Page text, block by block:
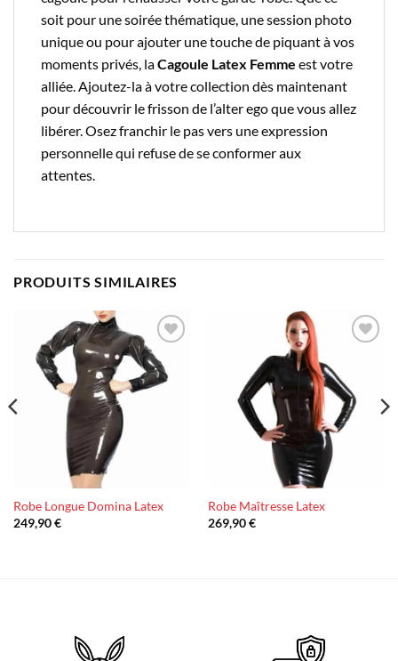
soit pour une soirée thématique, une session photo
unique ou pour ajouter une touche de piquant à vos
moments privés, laCagoule Latex Femme est votre
alliée. Ajoutez-la à votre collection dès maintenant
pour découvrir le frisson de l’alter ego que vous allez
libérer. Osez franchir le pas vers une expression
personnelle qui refuse de se conformer aux
attentes.
PRODUITS SIMILAIRES
Ajouter
à la liste
d’envies
Robe Longue Domina Latex
249,90€
d’envies
Robe Maîtresse Latex
269,90€